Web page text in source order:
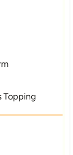
Topping